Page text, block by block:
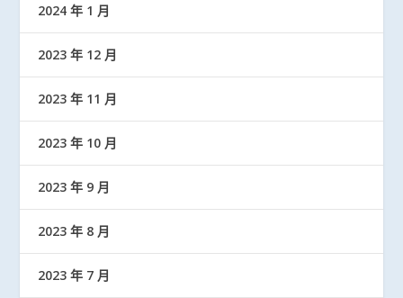
2024 年 1 月
2023 年 12 月
2023 年 11 月
2023 年 10 月
2023 年 9 月
2023 年 8 月
2023 年 7 月